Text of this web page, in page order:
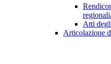
Atti
Articolazione